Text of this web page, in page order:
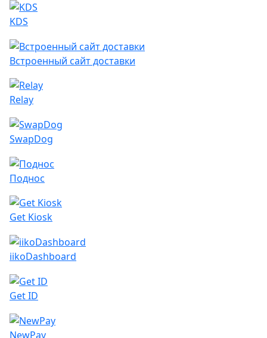
KDS
Встроенный сайт доставки
Relay
SwapDog
Поднос
Get Kiosk
iikoDashboard
Get ID
NewPay